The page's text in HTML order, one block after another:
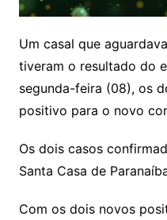
Um casal que
tiveram o resultado do
segunda-feira (08), os
positivo para o novo
Os dois casos
Santa Casa de
Com os dois novos